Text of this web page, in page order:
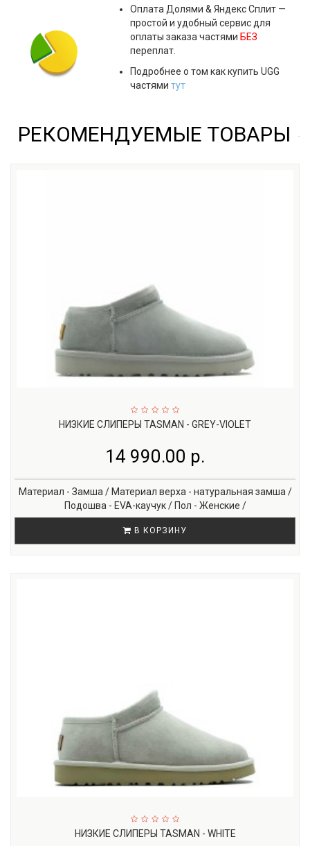
ОплатаДолями & Яндекс Сплит —
простой и удобный сервис для
оплаты заказа частями БЕЗ
переплат.
Подробнее о том как купить UGG
частями тут
РЕКОМЕНДУЕМЫЕ ТОВАРЫ
НИЗКИЕ СЛИПЕРЫ TASMAN - GREY-VIOLET
14 990.00 р.
Материал - Замша / Материал верха - натуральная замша /
Подошва - EVA-каучук / Пол - Женские /
В КОРЗИНУ
НИЗКИЕ СЛИПЕРЫ TASMAN - WHITE